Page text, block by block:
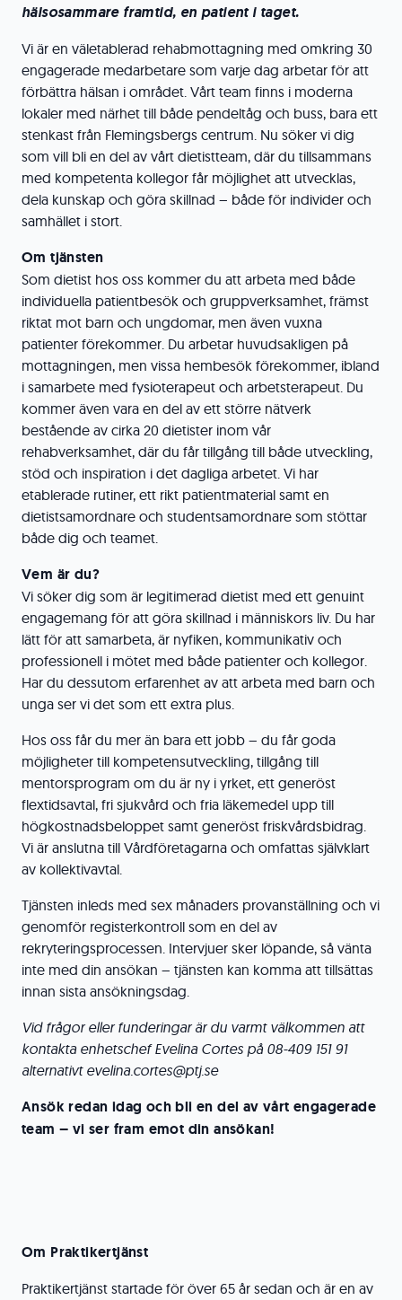
hälsosammare framtid, en patient i taget.
Vi är en väletablerad rehabmottagning med omkring 30
engagerade medarbetare som varje dag arbetar för att
förbättra hälsan i området. Vårt team finns i moderna
lokaler med närhet till både pendeltåg och buss, bara ett
stenkast från Flemingsbergs centrum. Nu söker vi dig
som vill bli en del av vårt dietistteam, där du tillsammans
med kompetenta kollegor får möjlighet att utvecklas,
dela kunskap och göra skillnad – både för individer och
samhället i stort.
Om tjänsten
Som dietist hos oss kommer du att arbeta med både
individuella patientbesök och gruppverksamhet, främst
riktat mot barn och ungdomar, men även vuxna
patienter förekommer. Du arbetar huvudsakligen på
mottagningen, men vissa hembesök förekommer, ibland
i samarbete med fysioterapeut och arbetsterapeut. Du
kommer även vara en del av ett större nätverk
bestående av cirka 20 dietister inom vår
rehabverksamhet, där du får tillgång till både utveckling,
stöd och inspiration i det dagliga arbetet. Vi har
etablerade rutiner, ett rikt patientmaterial samt en
dietistsamordnare och studentsamordnare som stöttar
både dig och teamet.
Vem är du?
Vi söker dig som är legitimerad dietist med ett genuint
engagemang för att göra skillnad i människors liv. Du har
lätt för att samarbeta, är nyfiken, kommunikativ och
professionell i mötet med både patienter och kollegor.
Har du dessutom erfarenhet av att arbeta med barn och
unga ser vi det som ett extra plus.
Hos oss får du mer än bara ett jobb – du får goda
möjligheter till kompetensutveckling, tillgång till
mentorsprogram om du är ny i yrket, ett generöst
flextidsavtal, fri sjukvård och fria läkemedel upp till
högkostnadsbeloppet samt generöst friskvårdsbidrag.
Vi är anslutna till Vårdföretagarna och omfattas självklart
av kollektivavtal.
Tjänsten inleds med sex månaders provanställning och vi
genomför registerkontroll som en del av
rekryteringsprocessen. Intervjuer sker löpande, så vänta
inte med din ansökan – tjänsten kan komma att tillsättas
innan sista ansökningsdag.
Vid frågor eller funderingar är du varmt välkommen att
kontakta enhetschef Evelina Cortes på 08-409 151 91
alternativt evelina.cortes@ptj.se
Ansök redan idag och bli en del av vårt engagerade
team – vi ser fram emot din ansökan!
Om Praktikertjänst
Praktikertjänst startade för över 65 år sedan och är en av